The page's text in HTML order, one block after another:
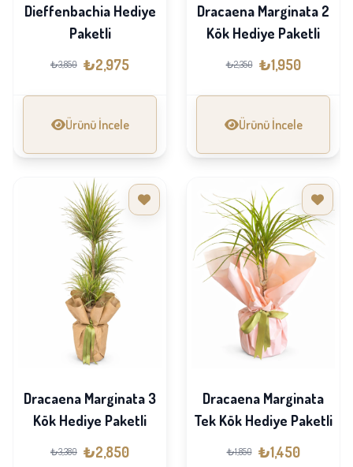
Dieffenbachia Hediye
Paketli
₺3,850 ₺2,975
Ürünü İncele
Dracaena Marginata 2
Kök Hediye Paketli
₺2,350 ₺1,950
Ürünü İncele
Dracaena Marginata 3
Kök Hediye Paketli
₺3,380 ₺2,850
Dracaena Marginata
Tek Kök Hediye Paketli
₺1,850 ₺1,450